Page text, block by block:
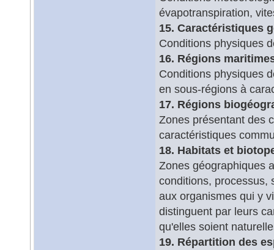
évapotranspiration,
15. Caractéristiques
Conditions physiques
16. Régions
Conditions physiques
en sous-régions à
17. Régions
Zones présentant des
caractéristiques
18. Habitats et
Zones géographiques
conditions, processus,
aux organismes qui y
distinguent par leurs
qu'elles soient
19. Répartition des